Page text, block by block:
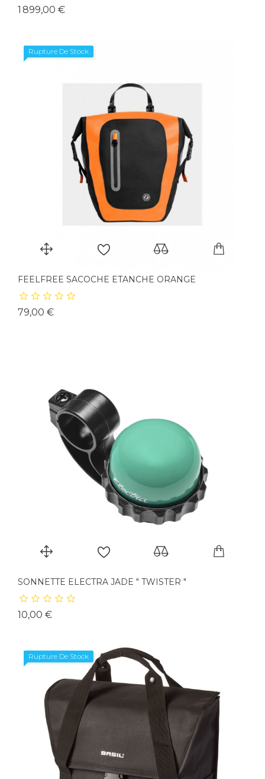
1 899,00 €Prix
Rupture De Stock
FEELFREE SACOCHE ETANCHE ORANGE
79,00 €Prix
SONNETTE ELECTRA JADE " TWISTER "
10,00 €Prix
Rupture De Stock